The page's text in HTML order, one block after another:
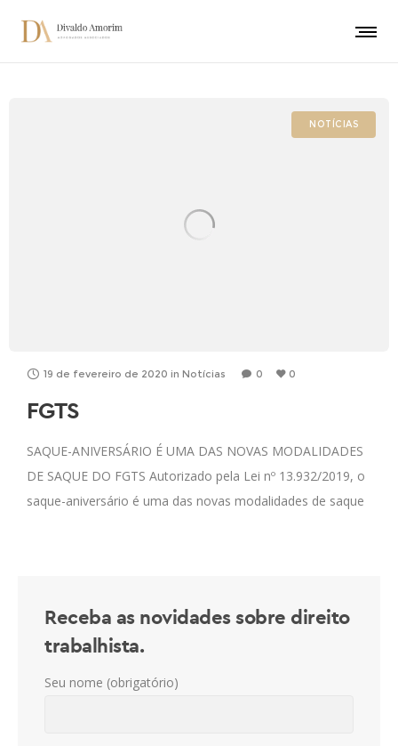
NOTÍCIAS
19 de fevereiro de 2020 in Notícias 0 0
FGTS
SAQUE-ANIVERSÁRIO É UMA DAS NOVAS MODALIDADES
DE SAQUE DO FGTS Autorizado pela Lei nº 13.932/2019, o
saque-aniversário é uma das novas modalidades de saque
Receba as novidades sobre direito
trabalhista.
Seu nome (obrigatório)